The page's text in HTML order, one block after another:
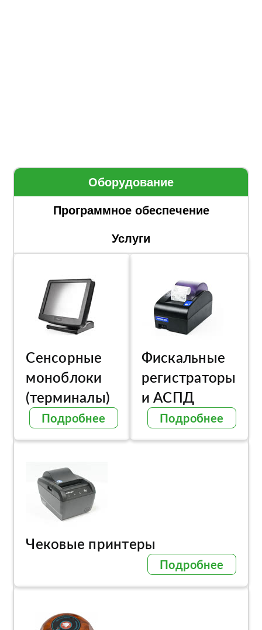
Оборудование
Программное обеспечение
Услуги
Сенсорные
моноблоки
(терминалы)
Подробнее
Фискальные
регистраторы
и АСПД
Подробнее
Чековые принтеры
Подробнее